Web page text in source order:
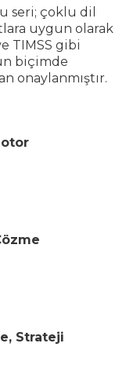
seri; çoklu dil
uygun olarak
TIMSS gibi
biçimde
onaylanmıştır.
Strateji